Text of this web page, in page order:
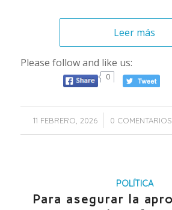
Leer más
Please follow and like us:
0
11 FEBRERO, 2026
/ 0 COMENTARIOS
/
POLÍTICA
Para asegurar la